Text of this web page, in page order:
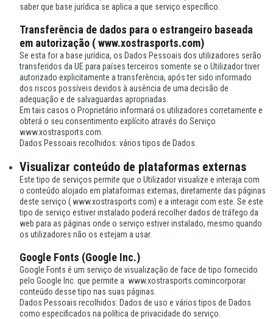
saber que base jurídica se aplica a que serviço específico.
Transferência de dados para o estrangeiro baseada
em autorização ( www.xostrasports.com)
Se esta for a base jurídica, os Dados Pessoais dos utilizadores serão
transferidos da UE para países terceiros somente se o Utilizador tiver
autorizado explicitamente a transferência, após ter sido informado
dos riscos possíveis devidos à ausência de uma decisão de
adequação e de salvaguardas apropriadas.
Em tais casos o Proprietário informará os utilizadores corretamente e
obterá o seu consentimento explícito através do Serviço
www.xostrasports.com.
Dados Pessoais recolhidos: vários tipos de Dados.
Visualizar conteúdo de plataformas externas
Este tipo de serviços permite que o Utilizador visualize e interaja com
o conteúdo alojado em plataformas externas, diretamente das páginas
deste serviço ( www.xostrasports.com) e a interagir com este. Se este
tipo de serviço estiver instalado poderá recolher dados de tráfego da
web para as páginas onde o serviço estiver instalado, mesmo quando
os utilizadores não os estejam a usar.
Google Fonts (Google Inc.)
Google Fonts é um serviço de visualização de face de tipo fornecido
pelo Google Inc. que permite a www.xostrasports.comincorporar
conteúdo desse tipo nas suas páginas.
Dados Pessoais recolhidos: Dados de uso e vários tipos de Dados
como especificados na política de privacidade do serviço.